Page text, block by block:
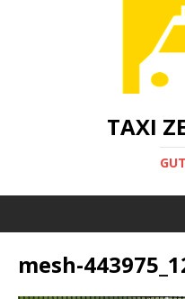
TAXI
mesh-